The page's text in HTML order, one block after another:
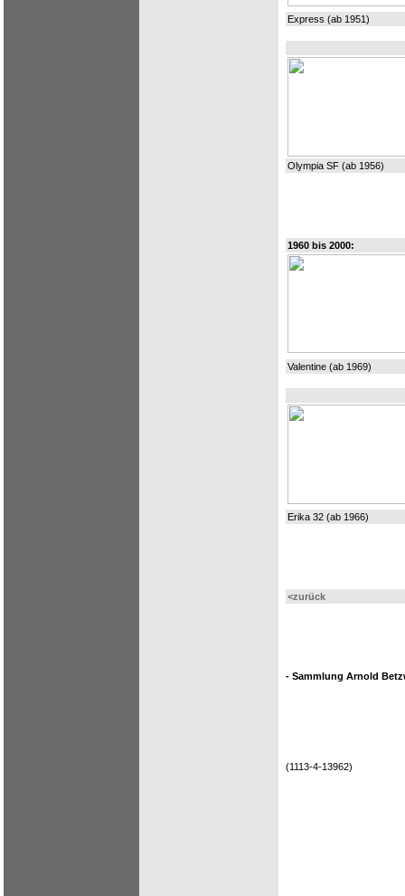
Express (ab 1951)
Olympia SF (ab 1956)
1960 bis 2000:
Valentine (ab 1969)
Erika 32 (ab 1966)
<zurück
- Sammlung Arnold
(1113-4-13962)